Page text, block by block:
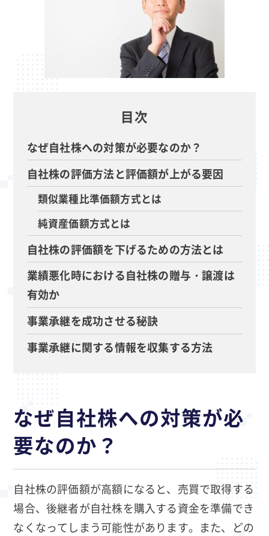
目次
なぜ自社株への対策が必要なのか？
自社株の評価方法と評価額が上がる要因
類似業種比準価額方式とは
純資産価額方式とは
自社株の評価額を下げるための方法とは
業績悪化時における自社株の贈与・譲渡は
有効か
事業承継を成功させる秘訣
事業承継に関する情報を収集する方法
なぜ自社株への対策が必
要なのか？
自社株の評価額が高額になると、売買で取得する
場合、後継者が自社株を購入する資金を準備でき
なくなってしまう可能性があります。また、どの